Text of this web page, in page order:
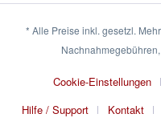
* Alle Preise inkl. gesetzl.
Cookie-Einstellungen
Hilfe / Support
Kontakt